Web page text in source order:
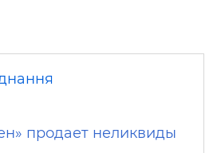
продает неликвиды